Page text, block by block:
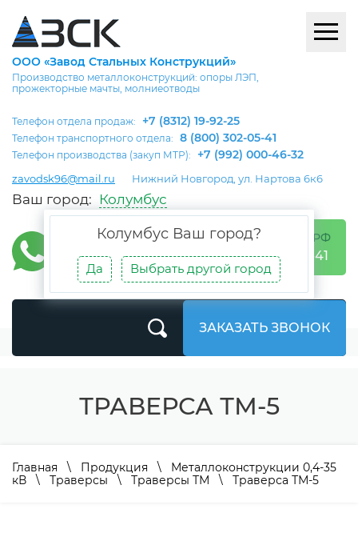
ООО «Завод Стальных Конструкций»
Производство металлоконструкций: опоры ЛЭП,
прожекторные мачты, молниеотводы
Телефон отдела продаж: +7 (8312) 19-92-25
Телефон транспортного отдела: 8 (800) 302-05-41
Телефон производства (закуп МТР): +7 (992) 000-46-32
zavodsk96@mail.ru Нижний Новгород, ул. Нартова 6к6
Ваш город: Колумбус
Колумбус Ваш город?
Да Выбрать другой город
БЕСПЛАТНО ПО РФ
8 (800) 302-05-41
ЗАКАЗАТЬ ЗВОНОК
ТРАВЕРСА ТМ-5
Главная \ Продукция \ Металлоконструкции 0,4-35
кВ \ Траверсы \ Траверсы ТМ \ Траверса ТМ-5